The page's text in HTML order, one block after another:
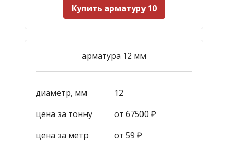
Купить арматуру 10
арматура 12 мм
диаметр, мм
12
цена за тонну
от 67500 ₽
цена за метр
от 59 ₽